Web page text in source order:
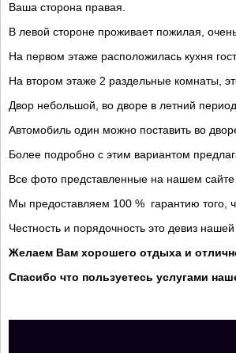
Ваша сторона правая.
В левой стороне проживает пожилая,
На первом этаже расположилась кухня
На втором этаже 2 раздельные комнаты,
Двор небольшой, во дворе в летний период
Автомобиль один можно поставить во
Более подробно с этим вариантом
Все фото представленные на нашем сайте
Мы предоставляем 100 % гарантию того,
Честность и порядочность это девиз
Желаем Вам хорошего отдыха и
Спасибо что пользуетесь услугами